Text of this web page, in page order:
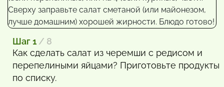
Шаг 1 / 8
Как сделать салат из черемши с редисом и
перепелиными яйцами? Приготовьте продукты
по списку.